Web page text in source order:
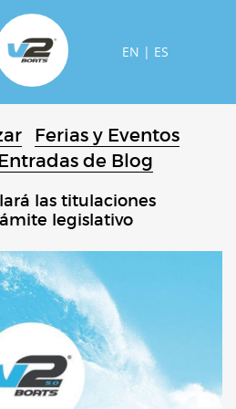
EN | ES
Ferias y Eventos
de Blog
las titulaciones
legislativo